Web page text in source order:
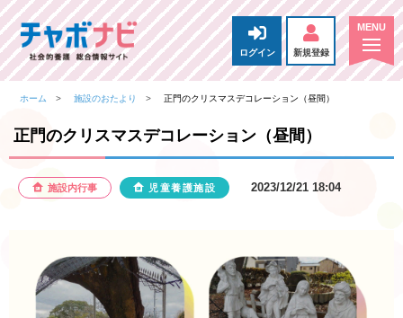
ログイン 新規登録
ホーム 施設のおたより 正門のクリスマスデコレーション（昼間）
正門のクリスマスデコレーション（昼間）
施設内行事 児童養護施設 2023/12/21 18:04